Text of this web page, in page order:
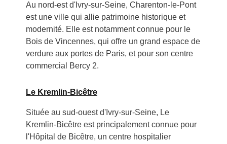
Au nord-est d'Ivry-sur-Seine, Charenton-le-Pont
est une ville qui allie patrimoine historique et
modernité. Elle est notamment connue pour le
Bois de Vincennes, qui offre un grand espace de
verdure aux portes de Paris, et pour son centre
commercial Bercy 2.
Le Kremlin-Bicêtre
Située au sud-ouest d'Ivry-sur-Seine, Le
Kremlin-Bicêtre est principalement connue pour
l'Hôpital de Bicêtre, un centre hospitalier